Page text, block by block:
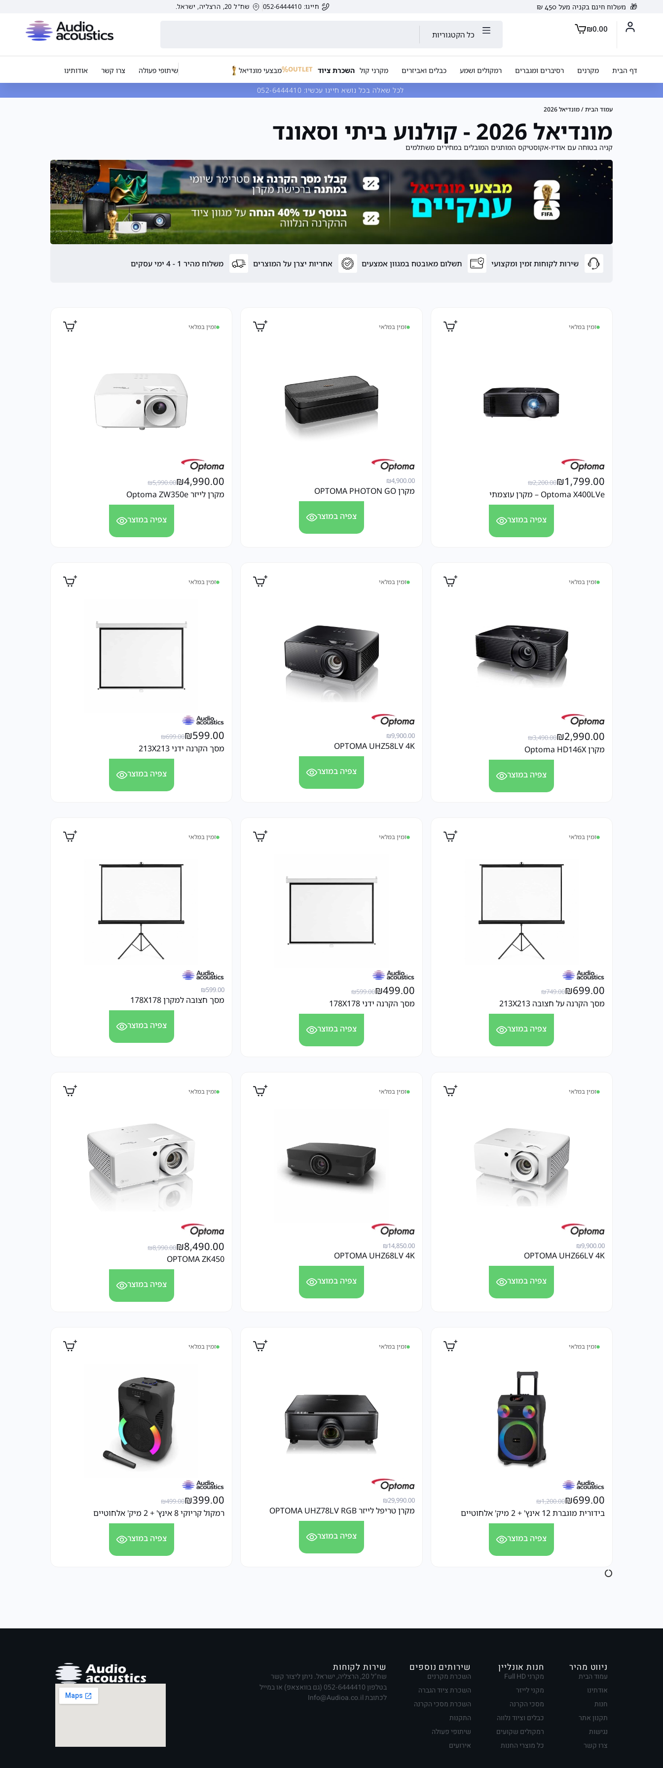
🎁 משלוח חינם בקניה מעל 450 ₪ חייגו: 052-6444410 שח"ל 20, הרצליה, ישראל.
₪0.00
כל הקטגוריות
דף הבית מקרנים רסיברים ומגברים רמקולים ושמע כבלים ואביזרים מקרני קול השכרת ציוד OUTLET מבצעי מונדיאל שיתופי פעולה צרו קשר אודותינו
לכל שאלה בכל נושא חייגו עכשיו:
עמוד הבית/ מונדיאל 2026
מונדיאל 2026 - קולנוע ביתי וסאונד
קניה בטוחה עם אודיו-אקוסטיקס המותגים המובלים במחירים משתלמים
שירות לקוחות זמין ומקצועי תשלום מאובטח במגוון אמצעים אחריות יצרן על המוצרים משלוח מהיר 1 - 4 ימי עסקים
זמין במלאי
₪2,200.00₪1,799.00
Optoma X400LVe – מקרן עוצמתי
צפיה במוצר
זמין במלאי
₪4,900.00
מקרן OPTOMA PHOTON GO
צפיה במוצר
זמין במלאי
₪5,990.00₪4,990.00
מקרן לייזר Optoma ZW350e
צפיה במוצר
זמין במלאי
₪3,490.00₪2,990.00
מקרן Optoma HD146X
צפיה במוצר
זמין במלאי
₪9,900.00
OPTOMA UHZ58LV 4K
צפיה במוצר
זמין במלאי
₪699.00₪599.00
מסך הקרנה ידני 213X213
צפיה במוצר
זמין במלאי
₪749.00₪699.00
מסך הקרנה על חצובה 213X213
צפיה במוצר
זמין במלאי
₪599.00₪499.00
מסך הקרנה ידני 178X178
צפיה במוצר
זמין במלאי
₪599.00
מסך חצובה למקרן 178X178
צפיה במוצר
זמין במלאי
₪9,900.00
OPTOMA UHZ66LV 4K
צפיה במוצר
זמין במלאי
₪14,850.00
OPTOMA UHZ68LV 4K
צפיה במוצר
זמין במלאי
₪8,990.00₪8,490.00
OPTOMA ZK450
צפיה במוצר
זמין במלאי
₪1,200.00₪699.00
בידורית מוגברת 12 אינץ' + 2 מיק' אלחוטיים
צפיה במוצר
זמין במלאי
₪29,990.00
מקרן טריפל לייזר OPTOMA UHZ78LV RGB
צפיה במוצר
זמין במלאי
₪499.00₪399.00
רמקול קריוקי 8 אינץ' + 2 מיק' אלחוטיים
צפיה במוצר
ניווט מהיר
עמוד הבית
אודתינו
חנות
תקנון אתר
נגישות
צרו קשר
חנות אונליין
מקרני Full HD
מקני לייזר
מסכי הקרנה
כבלים וציוד נלווה
רמקולים שקועים
כל מוצרי החנות
שירותים נוספים
השכרת מקרנים
השכרת ציוד הגברה
השכרת מסכי הקרנה
התקנות
שיתופי פעולה
אירועים
שירות לקוחות
שח"ל 20, הרצליה, ישראל. ניתן ליצור קשר
בטלפון 052-6444410 (גם בוואצאפ) או במייל
לכתובת Info@Audioa.co.il